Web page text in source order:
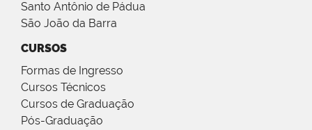
Santo Antônio de Pádua
São João da Barra
CURSOS
Formas de Ingresso
Cursos Técnicos
Cursos de Graduação
Pós-Graduação